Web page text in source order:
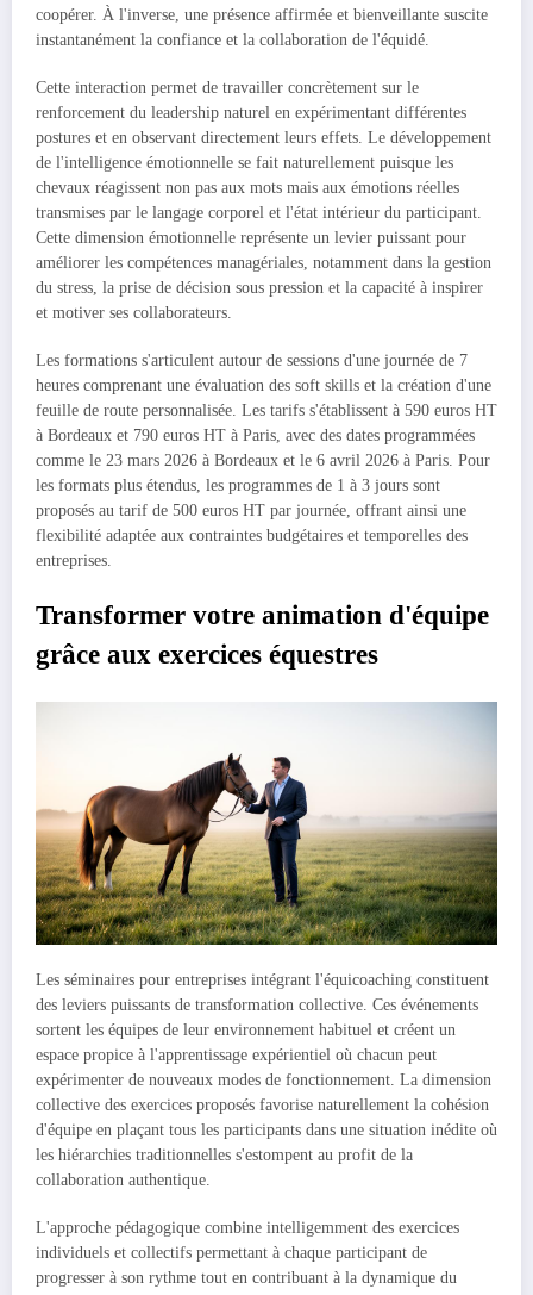
coopérer. À l'inverse, une présence affirmée et bienveillante suscite
instantanément la confiance et la collaboration de l'équidé.
Cette interaction permet de travailler concrètement sur le
renforcement du leadership naturel en expérimentant différentes
postures et en observant directement leurs effets. Le développement
de l'intelligence émotionnelle se fait naturellement puisque les
chevaux réagissent non pas aux mots mais aux émotions réelles
transmises par le langage corporel et l'état intérieur du participant.
Cette dimension émotionnelle représente un levier puissant pour
améliorer les compétences managériales, notamment dans la gestion
du stress, la prise de décision sous pression et la capacité à inspirer
et motiver ses collaborateurs.
Les formations s'articulent autour de sessions d'une journée de 7
heures comprenant une évaluation des soft skills et la création d'une
feuille de route personnalisée. Les tarifs s'établissent à 590 euros HT
à Bordeaux et 790 euros HT à Paris, avec des dates programmées
comme le 23 mars 2026 à Bordeaux et le 6 avril 2026 à Paris. Pour
les formats plus étendus, les programmes de 1 à 3 jours sont
proposés au tarif de 500 euros HT par journée, offrant ainsi une
flexibilité adaptée aux contraintes budgétaires et temporelles des
entreprises.
Transformer votre animation d'équipe
grâce aux exercices équestres
Les séminaires pour entreprises intégrant l'équicoaching constituent
des leviers puissants de transformation collective. Ces événements
sortent les équipes de leur environnement habituel et créent un
espace propice à l'apprentissage expérientiel où chacun peut
expérimenter de nouveaux modes de fonctionnement. La dimension
collective des exercices proposés favorise naturellement la cohésion
d'équipe en plaçant tous les participants dans une situation inédite où
les hiérarchies traditionnelles s'estompent au profit de la
collaboration authentique.
L'approche pédagogique combine intelligemment des exercices
individuels et collectifs permettant à chaque participant de
progresser à son rythme tout en contribuant à la dynamique du